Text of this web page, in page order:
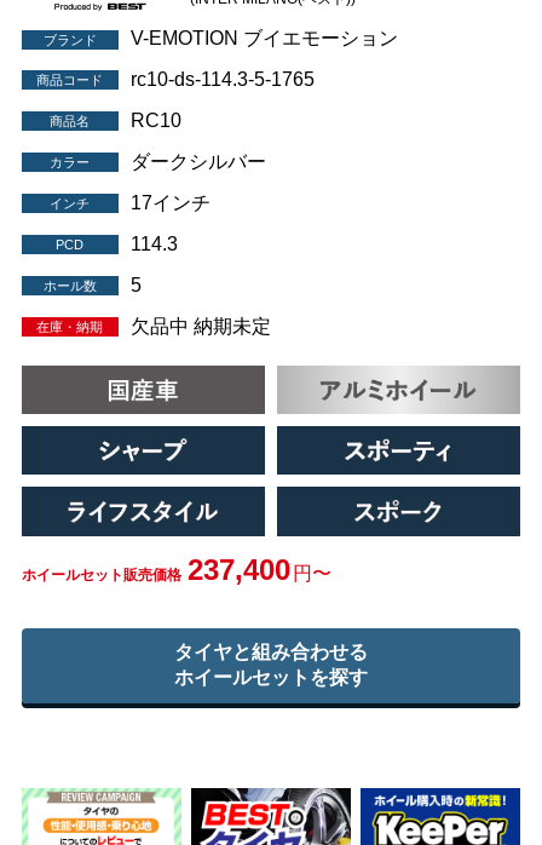
ブランド V-EMOTION ブイエモーション
商品コード rc10-ds-114.3-5-1765
商品名 RC10
カラー ダークシルバー
インチ 17インチ
PCD 114.3
ホール数 5
在庫・納期 欠品中 納期未定
ホイールセット販売価格 237,400 円〜
タイヤと組み合わせる
ホイールセットを探す